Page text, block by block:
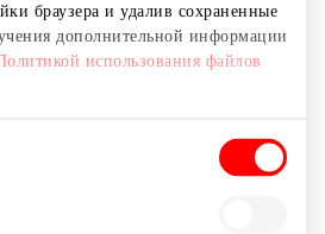
браузера и удалив сохраненные
дополнительной информации
использования файлов